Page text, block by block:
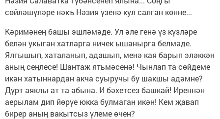
сөйләшүләре нәкъ Нәзия үзенә кул салган көнне...
Кәримәнең башы эшләмәде. Ул әле генә үз күзләре
белән укыган хатларга ничек ышанырга белмәде.
Ялгышып, хаталанып, адашып, менә кая барып эләккән
аның сеңлесе! Шантаж ятьмәсенә! Чынлап та сөйдеме
икән хатыннардан акча суыручы бу шакшы адәмне?
Дүрт аяклы ат та абына. И бәхетсез башкай! Иреннән
аерылам дип йөрүе юкка булмаган икән! Кем җавап
бирер аның вакытсыз үлеме өчен?